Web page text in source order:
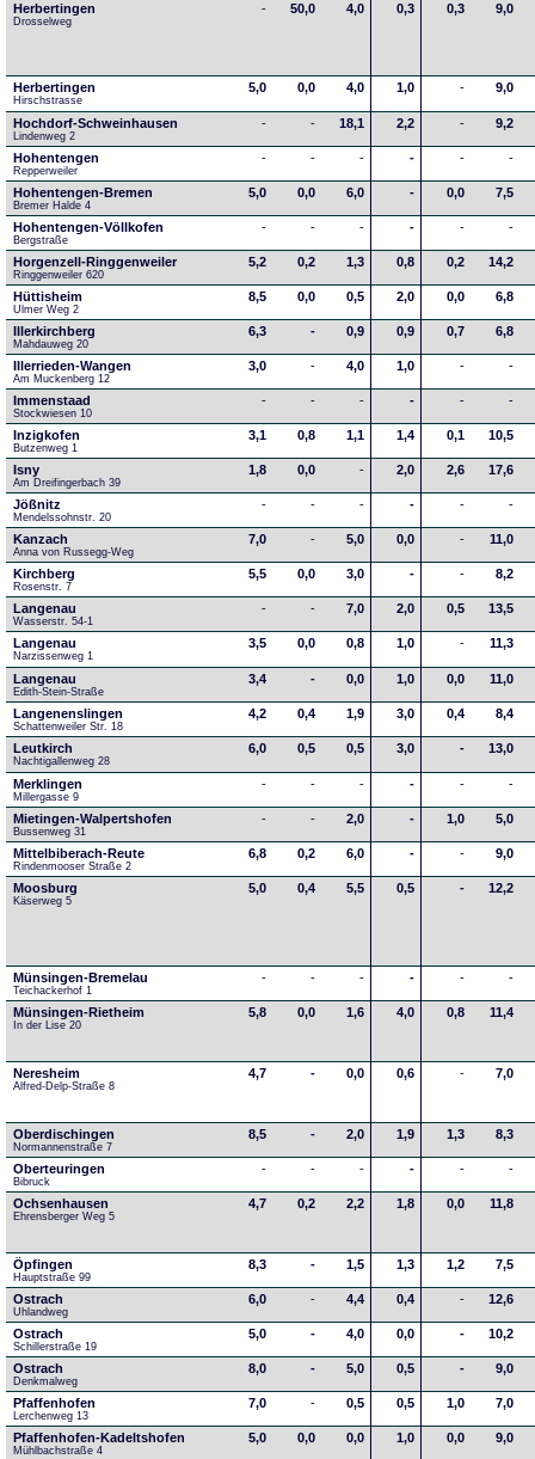
Herbertingen
Drosselweg
- 50,0 4,0 0,3 0,3 9,0
Herbertingen
Hirschstrasse
5,0 0,0 4,0 1,0 - 9,0
Hochdorf-Schweinhausen
Lindenweg 2
- - 18,1 2,2 - 9,2
Hohentengen
Repperweiler
- - - - - -
Hohentengen-Bremen
Bremer Halde 4
5,0 0,0 6,0 - 0,0 7,5
Hohentengen-Völlkofen
Bergstraße
- - - - - -
Horgenzell-Ringgenweiler
Ringgenweiler 620
5,2 0,2 1,3 0,8 0,2 14,2
Hüttisheim
Ulmer Weg 2
8,5 0,0 0,5 2,0 0,0 6,8
Illerkirchberg
Mahdauweg 20
6,3 - 0,9 0,9 0,7 6,8
Illerrieden-Wangen
Am Muckenberg 12
3,0 - 4,0 1,0 - -
Immenstaad
Stockwiesen 10
- - - - - -
Inzigkofen
Butzenweg 1
3,1 0,8 1,1 1,4 0,1 10,5
Isny
Am Dreifingerbach 39
1,8 0,0 - 2,0 2,6 17,6
Jößnitz
Mendelssohnstr. 20
- - - - - -
Kanzach
Anna von Russegg-Weg
7,0 - 5,0 0,0 - 11,0
Kirchberg
Rosenstr. 7
5,5 0,0 3,0 - - 8,2
Langenau
Wasserstr. 54-1
- - 7,0 2,0 0,5 13,5
Langenau
Narzissenweg 1
3,5 0,0 0,8 1,0 - 11,3
Langenau
Edith-Stein-Straße
3,4 - 0,0 1,0 0,0 11,0
Langenenslingen
Schattenweiler Str. 18
4,2 0,4 1,9 3,0 0,4 8,4
Leutkirch
Nachtigallenweg 28
6,0 0,5 0,5 3,0 - 13,0
Merklingen
Millergasse 9
- - - - - -
Mietingen-Walpertshofen
Bussenweg 31
- - 2,0 - 1,0 5,0
Mittelbiberach-Reute
Rindenmooser Straße 2
6,8 0,2 6,0 - - 9,0
Moosburg
Käserweg 5
5,0 0,4 5,5 0,5 - 12,2
Münsingen-Bremelau
Teichackerhof 1
- - - - - -
Münsingen-Rietheim
In der Lise 20
5,8 0,0 1,6 4,0 0,8 11,4
Neresheim
Alfred-Delp-Straße 8
4,7 - 0,0 0,6 - 7,0
Oberdischingen
Normannenstraße 7
8,5 - 2,0 1,9 1,3 8,3
Oberteuringen
Bibruck
- - - - - -
Ochsenhausen
Ehrensberger Weg 5
4,7 0,2 2,2 1,8 0,0 11,8
Öpfingen
Hauptstraße 99
8,3 - 1,5 1,3 1,2 7,5
Ostrach
Uhlandweg
6,0 - 4,4 0,4 - 12,6
Ostrach
Schillerstraße 19
5,0 - 4,0 0,0 - 10,2
Ostrach
Denkmalweg
8,0 - 5,0 0,5 - 9,0
Pfaffenhofen
Lerchenweg 13
7,0 - 0,5 0,5 1,0 7,0
Pfaffenhofen-Kadeltshofen
Mühlbachstraße 4
5,0 0,0 0,0 1,0 0,0 9,0